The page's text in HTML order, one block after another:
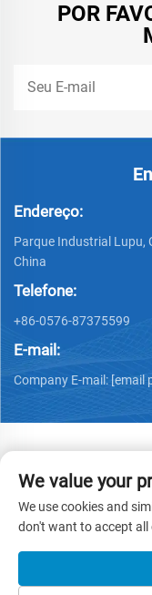
POR
Endereço:
Parque Industrial Lupu,
China
Telefone:
+86-0576-87375599
E-mail:
Company E-mail: [email
Copyright © 2025 by
Política de Privacidade
We value your
We use cookies and
don't want to accept all